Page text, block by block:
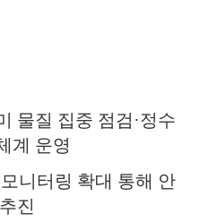
물질 집중 점검·정수
계 운영
니터링 확대 통해 안
진